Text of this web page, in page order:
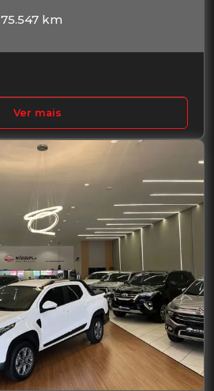
75.547 km
Ver mais